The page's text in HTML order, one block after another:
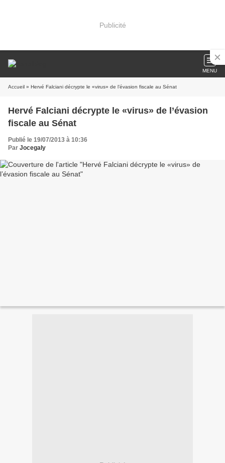
Publicité
MENU
Accueil » Hervé Falciani décrypte le «virus» de l’évasion fiscale au Sénat
Hervé Falciani décrypte le «virus» de l’évasion
fiscale au Sénat
Publié le 19/07/2013 à 10:36
Par Jocegaly